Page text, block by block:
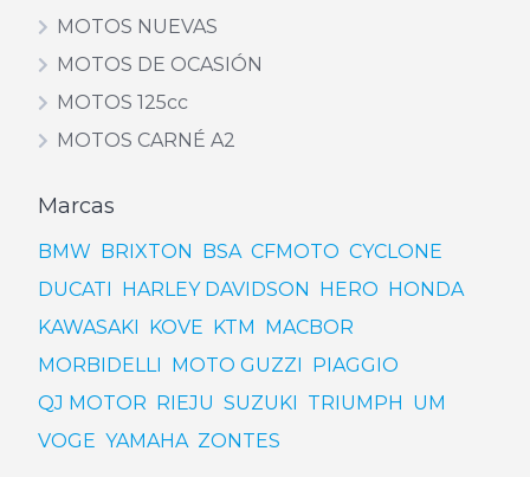
MOTOS NUEVAS
MOTOS DE OCASIÓN
MOTOS 125cc
MOTOS CARNÉ A2
Marcas
BMW BRIXTON BSA CFMOTO CYCLONE
DUCATI HARLEY DAVIDSON HERO HONDA
KAWASAKI KOVE KTM MACBOR
MORBIDELLI MOTO GUZZI PIAGGIO
QJ MOTOR RIEJU SUZUKI TRIUMPH UM
VOGE YAMAHA ZONTES